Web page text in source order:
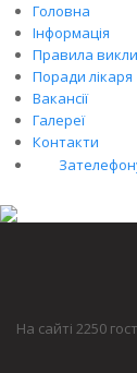
Головна
Інформація
Правила
Поради лікаря
Вакансії
Галереї
Контакти
На сайті 2250